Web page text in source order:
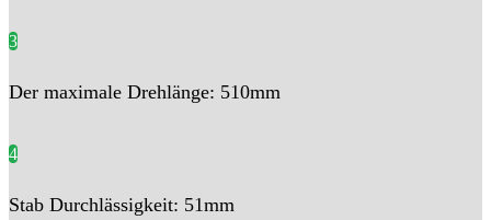
3
Der maximale Drehlänge: 510mm
4
Stab Durchlässigkeit: 51mm